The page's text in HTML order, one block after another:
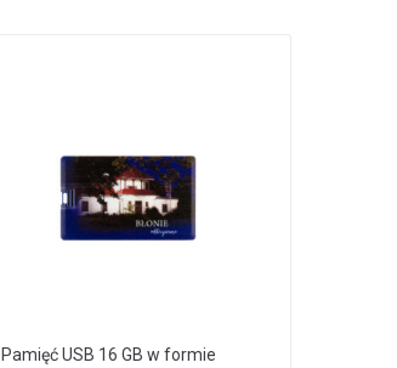
Pamięć USB 16 GB w formie